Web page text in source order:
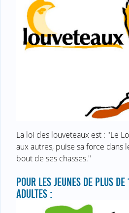
La loi des louveteaux est : "Le
aux autres, puise sa force dans
bout de ses chasses."
POUR LES JEUNES DE PLUS
ADULTES :